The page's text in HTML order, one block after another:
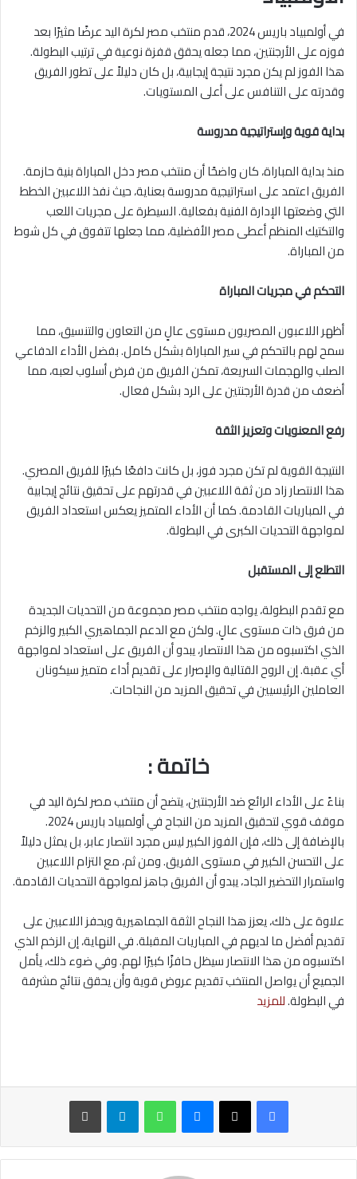
في أولمبياد باريس 2024، قدم منتخب مصر لكرة اليد عرضًا مثيرًا بعد
فوزه على الأرجنتين، مما جعله يحقق قفزة نوعية في ترتيب البطولة.
هذا الفوز لم يكن مجرد نتيجة إيجابية، بل كان دليلاً على تطور الفريق
وقدرته على التنافس على أعلى المستويات.
بداية قوية وإستراتيجية مدروسة
منذ بداية المباراة، كان واضحًا أن منتخب مصر دخل المباراة بنية حازمة.
الفريق اعتمد على استراتيجية مدروسة بعناية، حيث نفذ اللاعبين الخطط
التي وضعتها الإدارة الفنية بفعالية. السيطرة على مجريات اللعب
والتكتيك المنظم أعطى مصر الأفضلية، مما جعلها تتفوق في كل شوط
من المباراة.
التحكم في مجريات المباراة
أظهر اللاعبون المصريون مستوى عالٍ من التعاون والتنسيق، مما
سمح لهم بالتحكم في سير المباراة بشكل كامل. بفضل الأداء الدفاعي
الصلب والهجمات السريعة، تمكن الفريق من فرض أسلوب لعبه، مما
أضعف من قدرة الأرجنتين على الرد بشكل فعال.
رفع المعنويات وتعزيز الثقة
النتيجة القوية لم تكن مجرد فوز، بل كانت دافعًا كبيرًا للفريق المصري.
هذا الانتصار زاد من ثقة اللاعبين في قدرتهم على تحقيق نتائج إيجابية
في المباريات القادمة. كما أن الأداء المتميز يعكس استعداد الفريق
لمواجهة التحديات الكبرى في البطولة.
التطلع إلى المستقبل
مع تقدم البطولة، يواجه منتخب مصر مجموعة من التحديات الجديدة
من فرق ذات مستوى عالٍ. ولكن مع الدعم الجماهيري الكبير والزخم
الذي اكتسبوه من هذا الانتصار، يبدو أن الفريق على استعداد لمواجهة
أي عقبة. إن الروح القتالية والإصرار على تقديم أداء متميز سيكونان
العاملين الرئيسيين في تحقيق المزيد من النجاحات.
خاتمة :
بناءً على الأداء الرائع ضد الأرجنتين، يتضح أن منتخب مصر لكرة اليد في
موقف قوي لتحقيق المزيد من النجاح في أولمبياد باريس 2024.
بالإضافة إلى ذلك، فإن الفوز الكبير ليس مجرد انتصار عابر، بل يمثل دليلاً
على التحسن الكبير في مستوى الفريق. ومن ثم، مع التزام اللاعبين
واستمرار التحضير الجاد، يبدو أن الفريق جاهز لمواجهة التحديات القادمة.
علاوة على ذلك، يعزز هذا النجاح الثقة الجماهيرية ويحفز اللاعبين على
تقديم أفضل ما لديهم في المباريات المقبلة. في النهاية، إن الزخم الذي
اكتسبوه من هذا الانتصار سيظل حافزًا كبيرًا لهم. وفي ضوء ذلك، يأمل
الجميع أن يواصل المنتخب تقديم عروض قوية وأن يحقق نتائج مشرفة
في البطولة.للمزيد
ماسنجر واتساب تيلقرام طباعة